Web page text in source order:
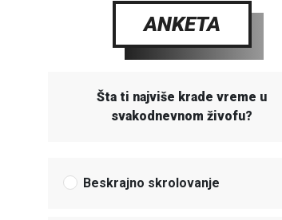
ANKETA
Šta ti najviše krade vreme u
svakodnevnom živofu?
Beskrajno skrolovanje